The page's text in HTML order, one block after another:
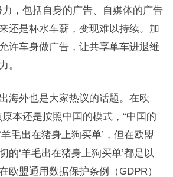
，包括自身的广告、自媒体的广告
还是杯水车薪，变现难以持续。加
许车身做广告，让共享单车进退维
。
海外也是大家热议的话题。在欧
本还是按照中国的模式，“中国的
毛出在猪身上狗买单’，但在欧盟
的‘羊毛出在猪身上狗买单’都是以
欧盟通用数据保护条例（GDPR）